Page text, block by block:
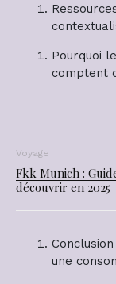
Pourquoi
comptent
Voyage
Fkk Munich :
découvrir en 2025
une